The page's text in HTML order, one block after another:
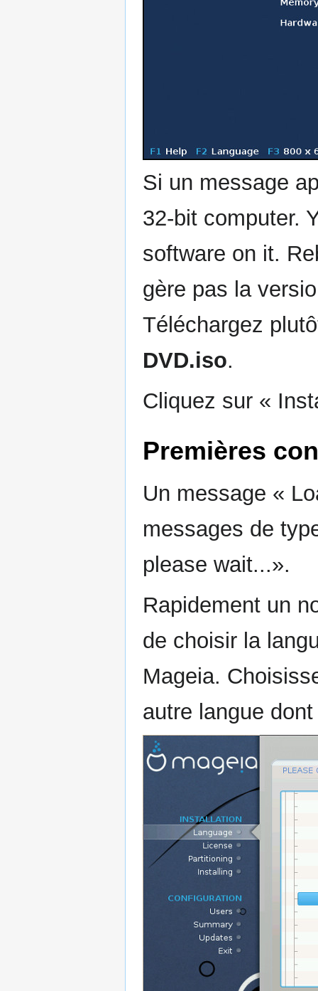
Si un message
32-bit computer.
software on it.
gère pas la
Téléchargez
DVD.iso.
Cliquez sur «
Premières
Un message «
messages de
please wait...».
Rapidement un
de choisir la
Mageia.
autre langue